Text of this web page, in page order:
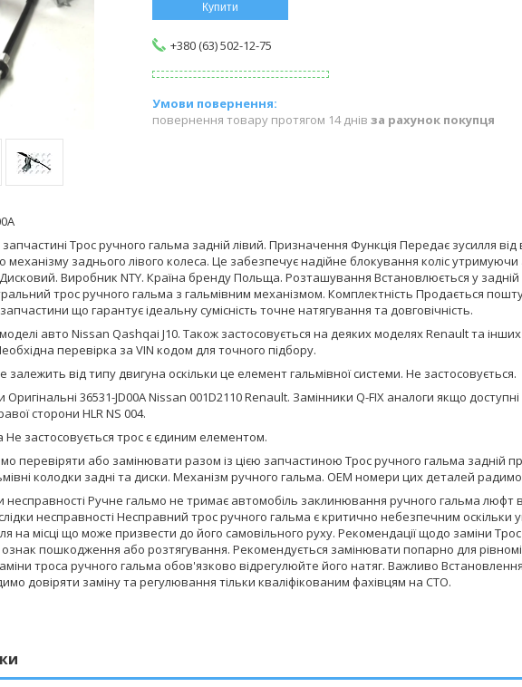
Купити
+380 (63) 502-12-75
повернення товару протягом 14 днів за рахунок покупця
Трос ручного гальма задній лівий. Призначення Функція Передає зусилля
механізму заднього лівого колеса. Це забезпечує надійне блокування коліс утримуючи
Виробник NTY. Країна бренду Польща. Розташування Встановлюється у задній
трос ручного гальма з гальмівним механізмом. Комплектність Продається
що гарантує ідеальну сумісність точне натягування та довговічність.
авто Nissan Qashqai J10. Також застосовується на деяких моделях Renault та
перевірка за VIN кодом для точного підбору.
залежить від типу двигуна оскільки це елемент гальмівної системи. Не застосовується.
36531-JD00A Nissan 001D2110 Renault. Замінники Q-FIX аналоги якщо
сторони HLR NS 004.
застосовується трос є єдиним елементом.
перевіряти або замінювати разом із цією запчастиною Трос ручного гальма задній
колодки задні та диски. Механізм ручного гальма. ОЕМ номери цих деталей
несправності Ручне гальмо не тримає автомобіль заклинювання ручного гальма
несправності Несправний трос ручного гальма є критично небезпечним оскільки
на місці що може призвести до його самовільного руху. Рекомендації щодо заміни
пошкодження або розтягування. Рекомендується замінювати попарно для
троса ручного гальма обов'язково відрегулюйте його натяг. Важливо
довіряти заміну та регулювання тільки кваліфікованим фахівцям на СТО.